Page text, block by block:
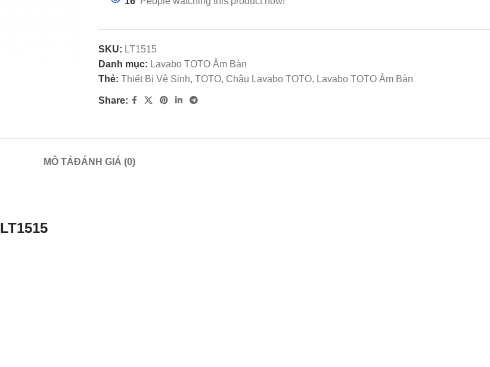
SKU: LT1515
Danh mục: Lavabo TOTO Âm Bàn
Thẻ: Thiết Bị Vệ Sinh, TOTO, Chậu Lavabo TOTO, Lavabo TOTO Âm Bàn
Share:
MÔ TẢĐÁNH GIÁ (0)
LT1515